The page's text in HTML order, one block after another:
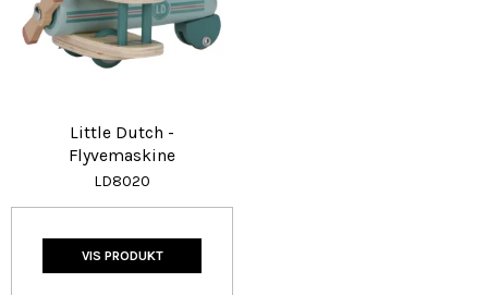
Little Dutch -
Flyvemaskine
LD8020
VIS PRODUKT